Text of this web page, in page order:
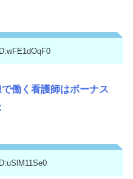
働く看護師はボーナス
ID:uSlM11Se0